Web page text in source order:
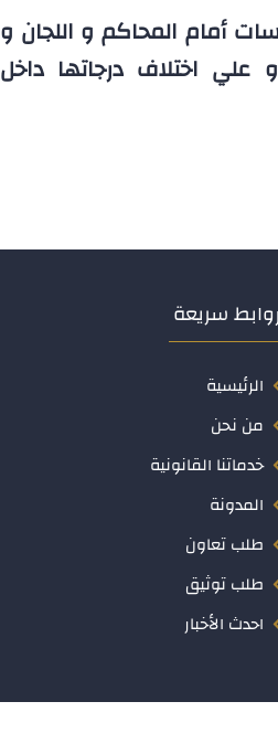
أمام المحاكم و اللجان و
علي اختلاف درجاتها داخل
روابط سريعة
الرئيسية
من نحن
خدماتنا القانونية
المدونة
طلب تعاون
طلب توثيق
احدث الأخبار